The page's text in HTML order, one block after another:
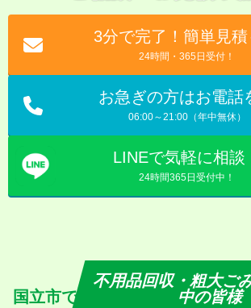
3分で完了！簡単見積
24時間・365日受付！
お急ぎの方はお電話
06:00～21:00（年中無休）
LINEで気軽に相談
24時間365日受付中！
国立市で
不用品回収・粗大ご
中の皆様